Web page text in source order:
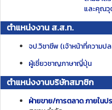
และคุณ
ตำแหน่งงาน ส.ส.ท.
จป.วิชาชีพ (เจ้าหน้าที่ความ
ผู้เชี่ยวชาญภาษาญี่ปุ่น
ตำแหน่งงานบริษัทสมาชิก
ฝ่ายขาย/การตลาด ภายในป